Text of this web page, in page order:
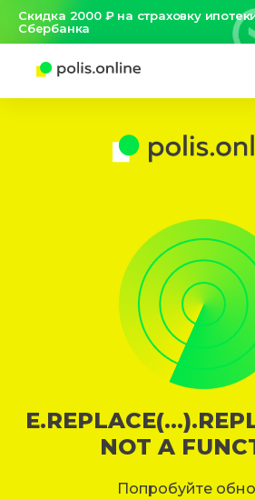
Скидка 2000 ₽ на страховку
Сбербанка
NOT A
Попробуйте